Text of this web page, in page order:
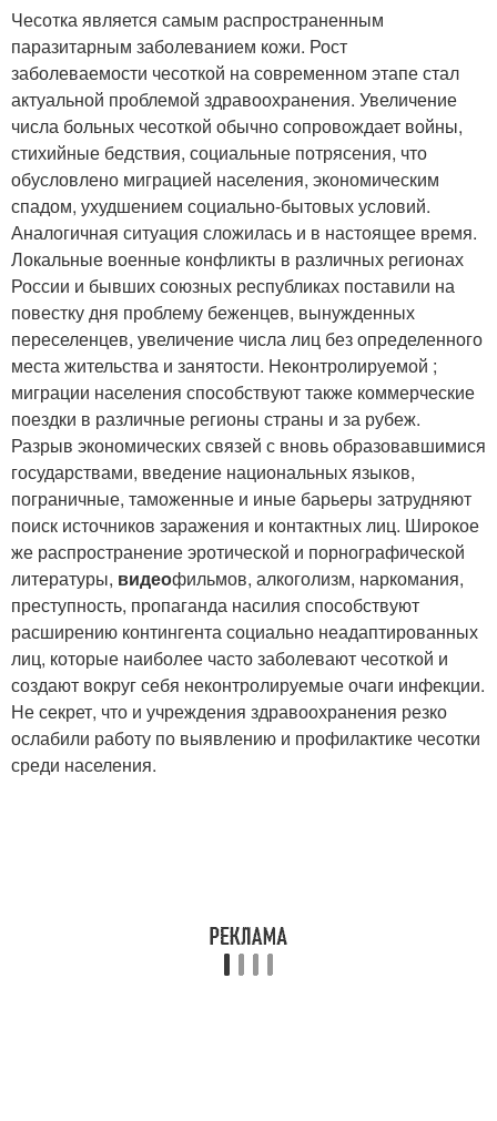
Чесотка является самым распространенным
паразитарным заболеванием кожи. Рост
заболеваемости чесоткой на современном этапе стал
актуальной проблемой здравоохранения. Увеличение
числа больных чесоткой обычно сопровождает войны,
стихийные бедствия, социальные потрясения, что
обусловлено миграцией населения, экономическим
спадом, ухудшением социально-бытовых условий.
Аналогичная ситуация сложилась и в настоящее время.
Локальные военные конфликты в различных регионах
России и бывших союзных республиках поставили на
повестку дня проблему беженцев, вынужденных
переселенцев, увеличение числа лиц без определенного
места жительства и занятости. Неконтролируемой ;
миграции населения способствуют также коммерческие
поездки в различные регионы страны и за рубеж.
Разрыв экономических связей с вновь образовавшимися
государствами, введение национальных языков,
пограничные, таможенные и иные барьеры затрудняют
поиск источников заражения и контактных лиц. Широкое
же распространение эротической и порнографической
литературы, видеофильмов, алкоголизм, наркомания,
преступность, пропаганда насилия способствуют
расширению контингента социально неадаптированных
лиц, которые наиболее часто заболевают чесоткой и
создают вокруг себя неконтролируемые очаги инфекции.
Не секрет, что и учреждения здравоохранения резко
ослабили работу по выявлению и профилактике чесотки
среди населения.